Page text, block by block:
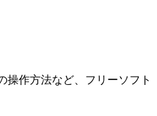
操作方法など、 フリーソフト